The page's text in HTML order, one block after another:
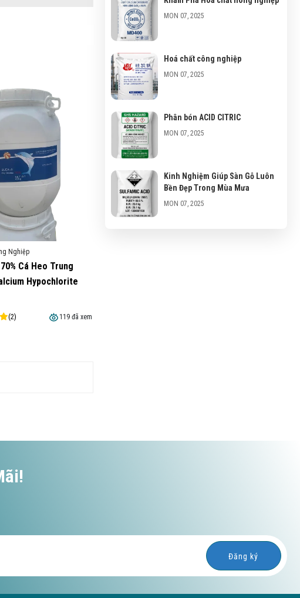
Nghiệp
Cá Heo Trung
Hypochlorite
(2) 119 đã xem
MON 07, 2025
Hoá chất công nghiệp
MON 07, 2025
Phân bón ACID CITRIC
MON 07, 2025
Kinh Nghiệm Giúp Sàn Gỗ Luôn
Bền Đẹp Trong Mùa Mưa
MON 07, 2025
someone who is wealthy?
Đăng ký